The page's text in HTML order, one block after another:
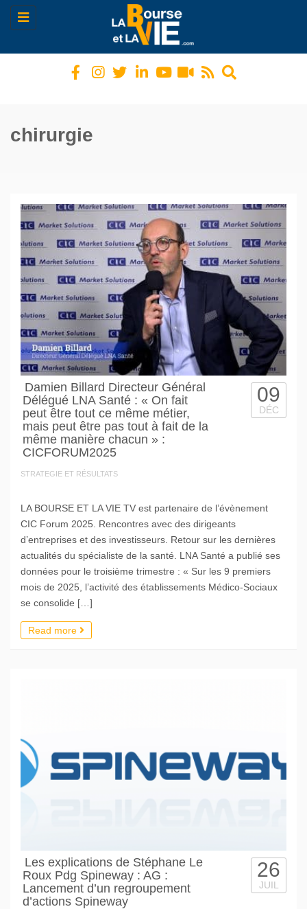
Toggle
navigation
chirurgie
Damien Billard Directeur Général
Délégué LNA Santé : « On fait
peut être tout ce même métier,
mais peut être pas tout à fait de la
même manière chacun » :
CICFORUM2025
STRATEGIE ET RÉSULTATS
09
DÉC
LA BOURSE ET LA VIE TV est partenaire de l’évènement
CIC Forum 2025. Rencontres avec des dirigeants
d’entreprises et des investisseurs. Retour sur les dernières
actualités du spécialiste de la santé. LNA Santé a publié ses
données pour le troisième trimestre : « Sur les 9 premiers
mois de 2025, l’activité des établissements Médico-Sociaux
se consolide […]
Read more
Les explications de Stéphane Le
Roux Pdg Spineway : AG :
Lancement d’un regroupement
d’actions Spineway
26
JUIL